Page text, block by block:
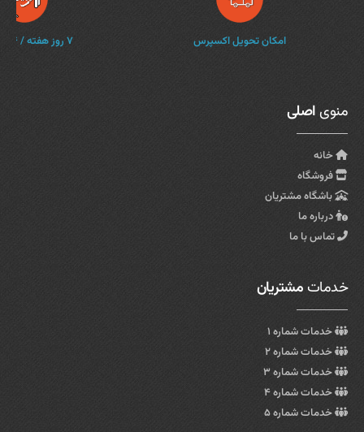
امکان تحویل اکسپرس ۷ روز هفته / ۲۴ ساعته
منویاصلی
خانه
فروشگاه
باشگاه مشتریان
درباره ما
تماس با ما
خدمات مشتریان
خدمات شماره ۱
خدمات شماره ۲
خدمات شماره ۳
خدمات شماره ۴
خدمات شماره ۵